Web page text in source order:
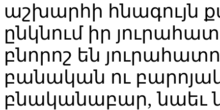
աշխարհի հնագույն
ընկնում իր
բնորոշ են
բանական ու
բնականաբար, նաեւ